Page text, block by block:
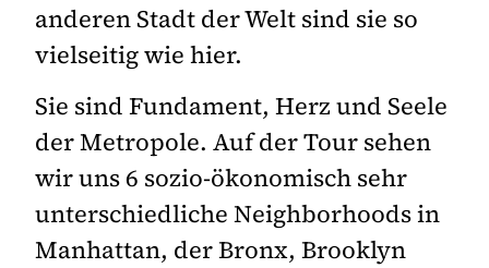
anderen Stadt der Welt sind sie so
vielseitig wie hier.
Sie sind Fundament, Herz und Seele
der Metropole. Auf der Tour sehen
wir uns 6 sozio-ökonomisch sehr
unterschiedliche Neighborhoods in
Manhattan, der Bronx, Brooklyn